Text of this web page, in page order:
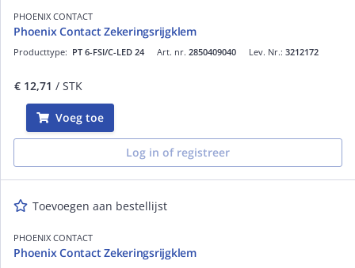
PHOENIX CONTACT
Phoenix Contact Zekeringsrijgklem
Art. nr. 2850409040
Producttype: PT 6-FSI/C-LED 24 Lev. Nr.: 3212172
€ 12,71 / STK
Voeg toe
Log in of registreer
Toevoegen aan bestellijst
PHOENIX CONTACT
Phoenix Contact Zekeringsrijgklem